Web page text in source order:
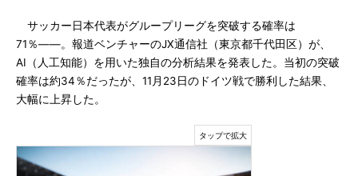
サッカー日本代表がグループリーグを突破する確率は
71％――。報道ベンチャーのJX通信社（東京都千代田区）が、
AI（人工知能）を用いた独自の分析結果を発表した。当初の突破
確率は約34％だったが、11月23日のドイツ戦で勝利した結果、
大幅に上昇した。